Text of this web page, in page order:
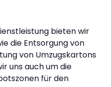
bieten wir
die Entsorgung von
von Umzugskartons
uns auch um die
für den